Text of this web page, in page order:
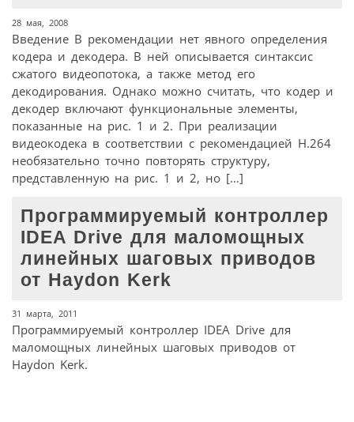
28 мая, 2008
Введение В рекомендации нет явного определения
кодера и декодера. В ней описывается синтаксис
сжатого видеопотока, а также метод его
декодирования. Однако можно считать, что кодер и
декодер включают функциональные элементы,
показанные на рис. 1 и 2. При реализации
видеокодека в соответствии с рекомендацией H.264
необязательно точно повторять структуру,
представленную на рис. 1 и 2, но […]
Программируемый контроллер
IDEA Drive для маломощных
линейных шаговых приводов
от Haydon Kerk
31 марта, 2011
Программируемый контроллер IDEA Drive для
маломощных линейных шаговых приводов от
Haydon Kerk.